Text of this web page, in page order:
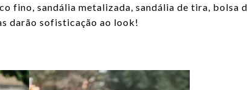
fino, sandália metalizada, sandália de tira, bolsa
darão sofisticação ao look!